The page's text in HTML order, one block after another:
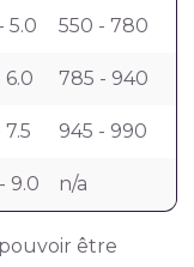
5.0 550 - 780
6.0 785 - 940
7.5 945 - 990
9.0 n/a
être